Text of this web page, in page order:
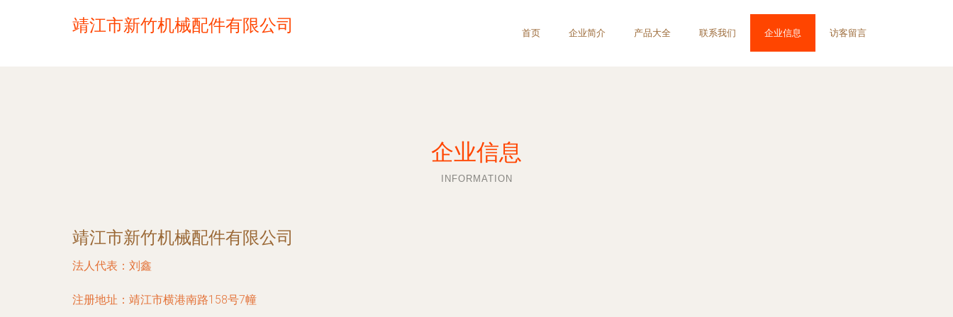
靖江市新竹机械配件有限公司 首页 企业简介 产品大全 联系我们 企业信息 访客留言
企业信息
INFORMATION
靖江市新竹机械配件有限公司
法人代表： 刘鑫
注册地址： 靖江市横港南路158号7幢